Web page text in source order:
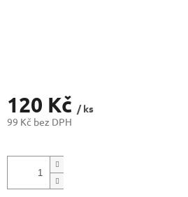
120 Kč / ks
99 Kč bez DPH
cena: